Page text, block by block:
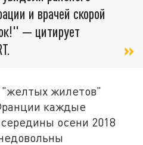
и врачей скорой
— цитирует
жилетов"
каждые
осени 2018